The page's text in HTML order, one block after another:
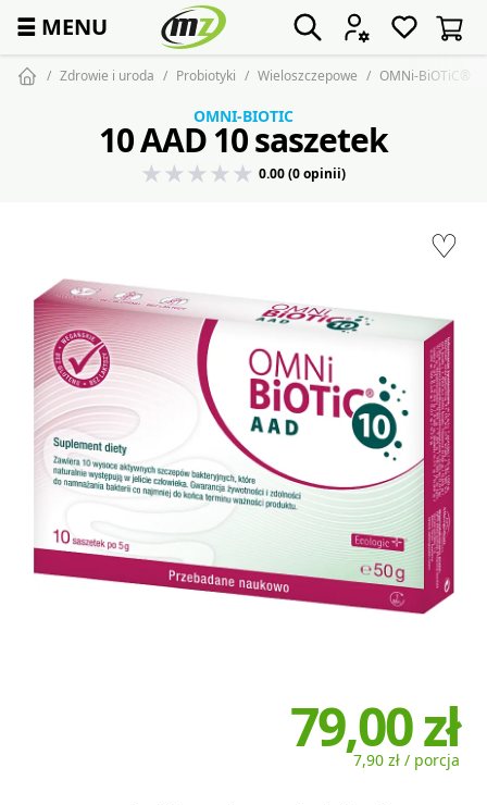
☰ MENU
Zdrowie i uroda Probiotyki Wieloszczepowe OMNi-BiOTiC®
♡
OMNI-BIOTIC
10 AAD 10 saszetek
0.00 (0 opinii)
79,00 zł
7,90 zł / porcja